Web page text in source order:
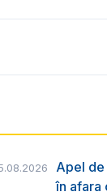
Apel
în afara